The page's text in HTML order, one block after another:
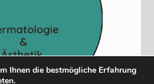
Ihnen die bestmögliche Erfahrung